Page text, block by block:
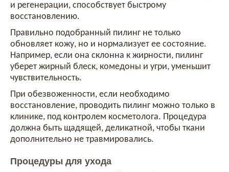
и регенерации, способствует быстрому
восстановлению.
Правильно подобранный пилинг не только
обновляет кожу, но и нормализует ее состояние.
Например, если она склонна к жирности, пилинг
уберет жирный блеск, комедоны и угри, уменьшит
чувствительность.
При обезвоженности, если необходимо
восстановление, проводить пилинг можно только в
клинике, под контролем косметолога. Процедура
должна быть щадящей, деликатной, чтобы ткани
дополнительно не травмировались.
Процедуры для ухода